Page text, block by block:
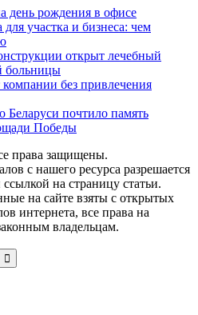
день рождения в офисе
участка и бизнеса: чем
открыт лечебный
больницы
без привлечения
Беларуси почтило память
Победы
права защищены.
с нашего ресурса разрешается
на страницу статьи.
на сайте взяты с открытых
интернета, все права на
владельцам.